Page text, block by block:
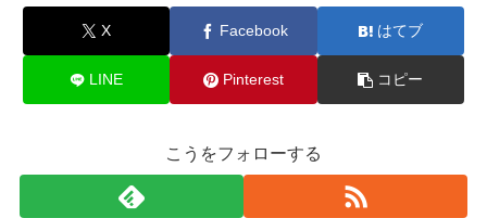
X Facebook はてブ
LINE Pinterest コピー
こうをフォローする